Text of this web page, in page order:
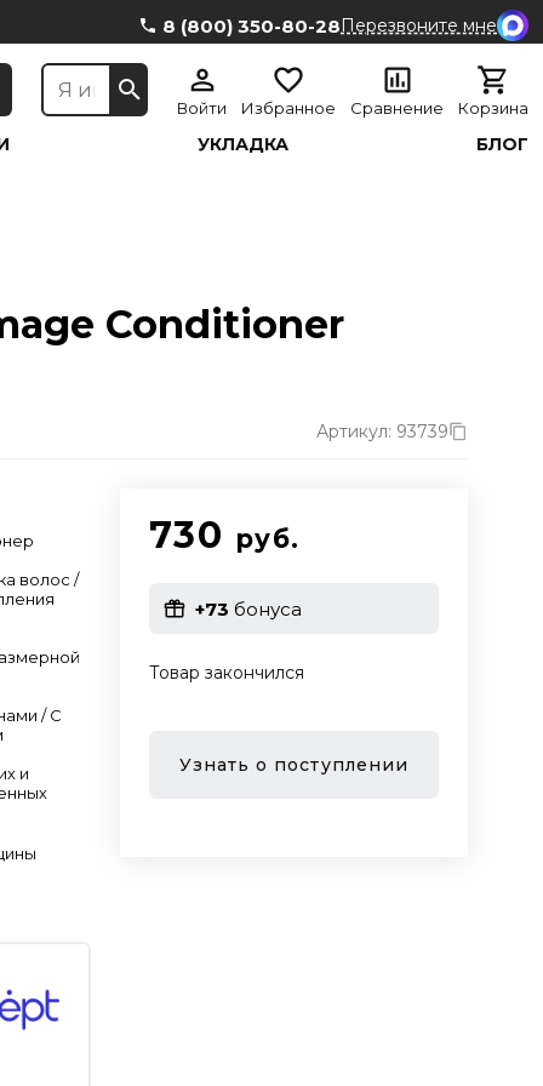
8 (800) 350-80-28Перезвоните мне
Войти Избранное Сравнение Корзина
УКЛАДКА БЛОГ
Conditioner
Артикул: 93739
волос /
/ С
и
730 руб.
+73 бонуса
Товар закончился
Узнать о поступлении